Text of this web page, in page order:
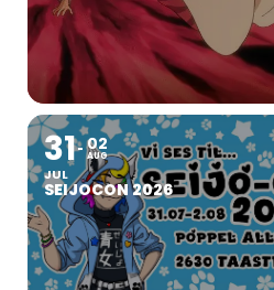
31
JUL
02
AUG
SEIJOCON 2026